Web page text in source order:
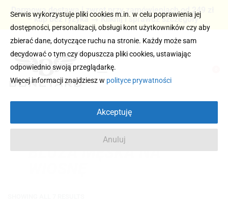
Darmowa dostawa i zwrot przy zamówieniach od 249 zł
– kup bez ryzyka → Kliknij i sprawdź szczegóły
BLUZA MĘSKA NA
Serwis wykorzystuje pliki cookies m.in. w celu poprawienia jej
dostępności, personalizacji, obsługi kont użytkowników czy aby
zbierać dane, dotyczące ruchu na stronie. Każdy może sam
decydować o tym czy dopuszcza pliki cookies, ustawiając
odpowiednio swoją przeglądarkę.
Więcej informacji znajdziesz w polityce prywatności
Akceptuję
Anuluj